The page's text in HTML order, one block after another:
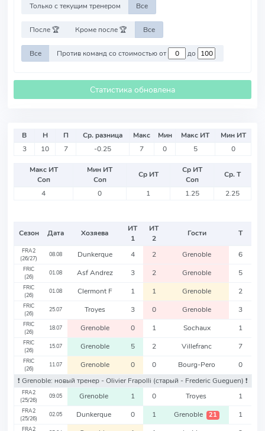
Только с текущим тренером Все
После 🏆 Кроме после 🏆 Все
Все Против команд со стоимостью от до
Статистика обновлена
В Н П Ср. разница Макс Мин Макс ИТ
Мин ИТ
3
10 7 -0.25 7 0 5 0
Макс ИТ
Соп
Мин ИТ
Соп
Ср ИТ
Ср ИТ
Соп
Ср. Т
4
0 1 1.25 2.25
Сезон Дата Хозяева
ИТ
1
ИТ
2
Гости Т
FRA2
(26/27)
08.08 Dunkerque 4 2 Grenoble 6
FRIC
(26)
01.08 Asf Andrez 3 2 Grenoble 5
FRIC
(26)
01.08 Clermont F 1 1 Grenoble 2
FRIC
(26)
25.07 Troyes 3 0 Grenoble 3
FRIC
(26)
18.07 Grenoble 0 1 Sochaux 1
FRIC
(26)
15.07 Grenoble 5 2 Villefranc 7
FRIC
(26)
11.07 Grenoble 0 0 Bourg-Pero
0
❗️ Grenoble: новый тренер - Olivier Frapolli (старый - Frederic Gueguen) ❗️
FRA2
(25/26)
09.05 Grenoble 1 0 Troyes 1
FRA2
(25/26)
02.05 Dunkerque 0 1 Grenoble 21 1
FRA2